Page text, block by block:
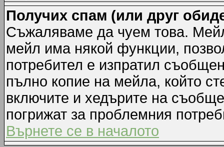
Получих спам (или друг
Съжаляваме да чуем това.
мейл има някой функции,
потребител е изпратил
пълно копие на мейла, който
включите и хедърите на
погрижат за проблемния
Върнете се в началото